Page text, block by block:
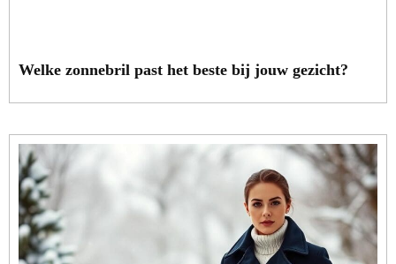
Welke zonnebril past het beste bij jouw gezicht?